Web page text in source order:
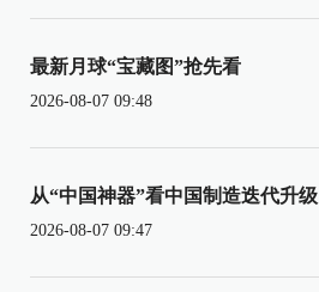
最新月球“宝藏图”抢先看
2026-08-07 09:48
从“中国神器”看中国制造迭代升级
2026-08-07 09:47